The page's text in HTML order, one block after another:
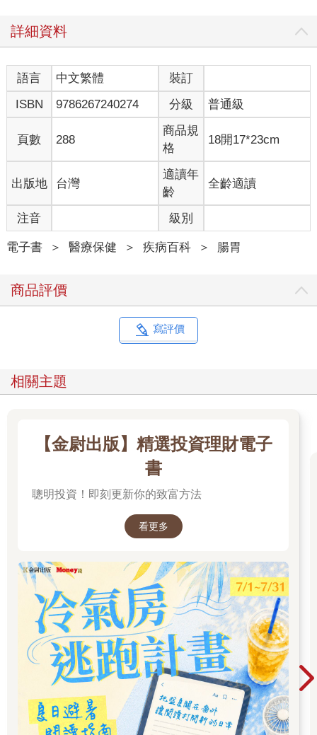
詳細資料
語言 中文繁體
裝訂
ISBN
9786267240274 分級 普通級
頁數 288
商品規
格
18開17*23cm
出版地 台灣
適讀年
齡
全齡適讀
注音 級別
電子書 ＞ 醫療保健 ＞ 疾病百科 ＞ 腸胃
商品評價
寫評價
相關主題
【金尉出版】精選投資理財電子
書
聰明投資！即刻更新你的致富方法
看更多